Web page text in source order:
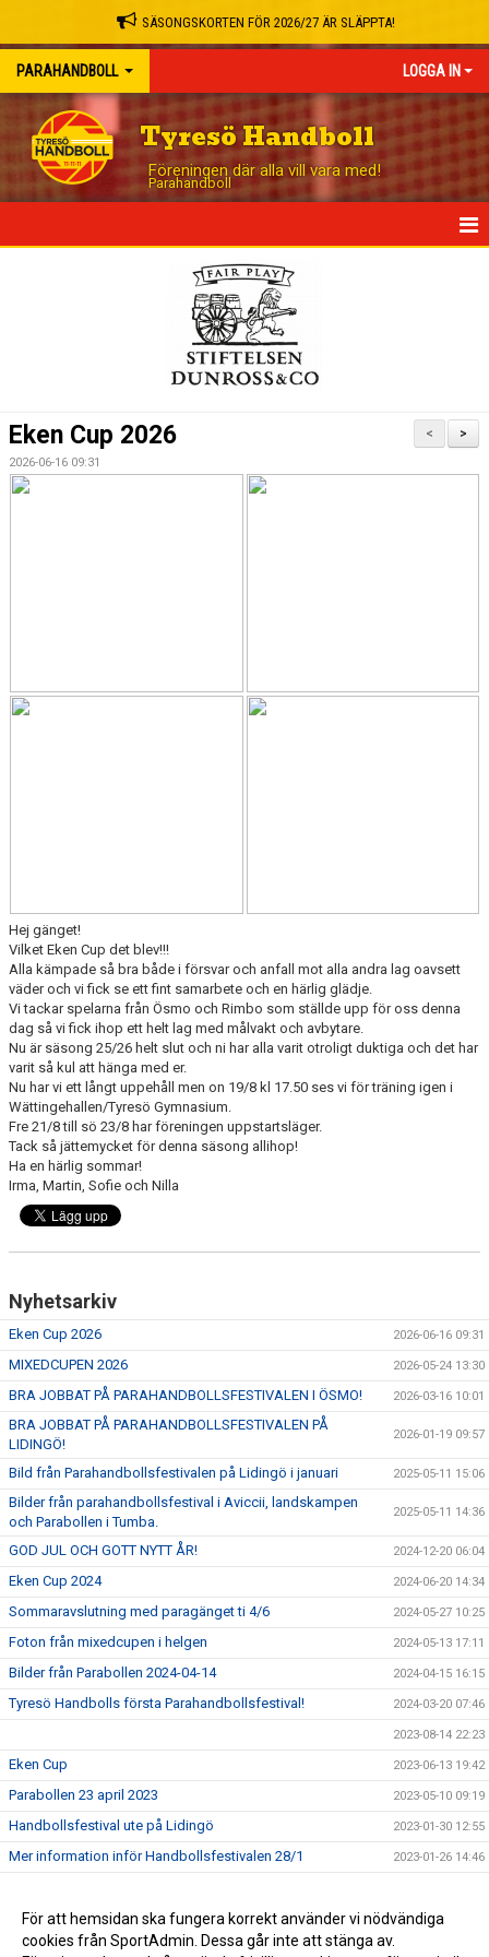
SÄSONGSKORTEN FÖR 2026/27 ÄR SLÄPPTA!
PARAHANDBOLL LOGGA IN
Tyresö Handboll
Föreningen där alla vill vara med!
Parahandboll
MATCHER
>
<
Eken Cup 2026
2026-06-16 09:31
Hej gänget!
Vilket Eken Cup det blev!!!
Alla kämpade så bra både i försvar och anfall mot alla andra lag oavsett
väder och vi fick se ett fint samarbete och en härlig glädje.
Vi tackar spelarna från Ösmo och Rimbo som ställde upp för oss denna
dag så vi fick ihop ett helt lag med målvakt och avbytare.
Nu är säsong 25/26 helt slut och ni har alla varit otroligt duktiga och det har
varit så kul att hänga med er.
Nu har vi ett långt uppehåll men on 19/8 kl 17.50 ses vi för träning igen i
Wättingehallen/Tyresö Gymnasium.
Fre 21/8 till sö 23/8 har föreningen uppstartsläger.
Tack så jättemycket för denna säsong allihop!
Ha en härlig sommar!
Irma, Martin, Sofie och Nilla
Nyhetsarkiv
Eken Cup 2026 2026-06-16 09:31
MIXEDCUPEN 2026 2026-05-24 13:30
BRA JOBBAT PÅ PARAHANDBOLLSFESTIVALEN I ÖSMO! 2026-03-16 10:01
BRA JOBBAT PÅ PARAHANDBOLLSFESTIVALEN PÅ
LIDINGÖ!
2026-01-19 09:57
Bild från Parahandbollsfestivalen på Lidingö i januari 2025-05-11 15:06
Bilder från parahandbollsfestival i Aviccii, landskampen
och Parabollen i Tumba.
2025-05-11 14:36
GOD JUL OCH GOTT NYTT ÅR! 2024-12-20 06:04
Eken Cup 2024 2024-06-20 14:34
Sommaravslutning med paragänget ti 4/6 2024-05-27 10:25
Foton från mixedcupen i helgen 2024-05-13 17:11
Bilder från Parabollen 2024-04-14 2024-04-15 16:15
Tyresö Handbolls första Parahandbollsfestival! 2024-03-20 07:46
2023-08-14 22:23
Eken Cup 2023-06-13 19:42
Parabollen 23 april 2023 2023-05-10 09:19
Handbollsfestival ute på Lidingö 2023-01-30 12:55
Mer information inför Handbollsfestivalen 28/1 2023-01-26 14:46
Helgaktivitet med paragänget 2022-11-07 08:36
Tyresö Handboll på parasportveckan 2022-09-18 13:42
För att hemsidan ska fungera korrekt använder vi nödvändiga
cookies från SportAdmin. Dessa går inte att stänga av.